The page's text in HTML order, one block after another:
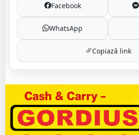
Facebook
WhatsApp
Copiază link